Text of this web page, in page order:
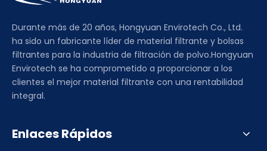
Durante más de 20 años, Hongyuan Envirotech Co., Ltd.
ha sido un fabricante líder de material filtrante y bolsas
filtrantes para la industria de filtración de polvo.Hongyuan
Envirotech se ha comprometido a proporcionar a los
clientes el mejor material filtrante con una rentabilidad
integral.
Enlaces Rápidos